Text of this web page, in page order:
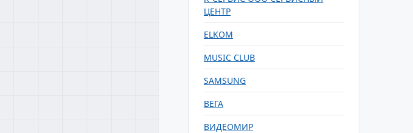
ЦЕНТР
ELKOM
MUSIC CLUB
SAMSUNG
ВЕГА
ВИДЕОМИР